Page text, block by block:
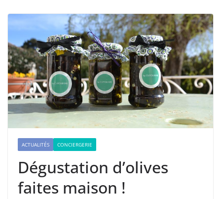
ACTUALITÉS CONCIERGERIE
Dégustation d’olives
faites maison !